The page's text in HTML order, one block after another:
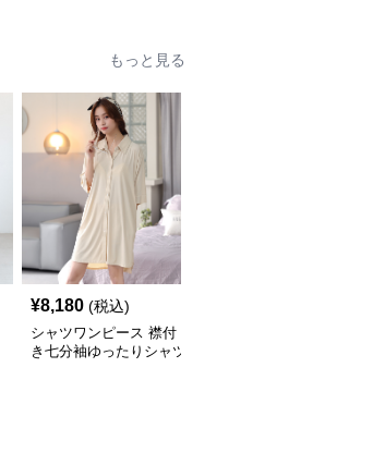
もっと見る
¥8,180 (税込)
シャツワンピース 襟付
き七分袖ゆったりシャツ